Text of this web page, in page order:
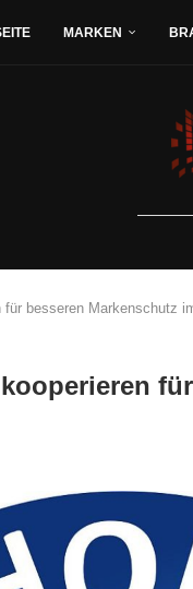
MARKEN
besseren Markenschutz